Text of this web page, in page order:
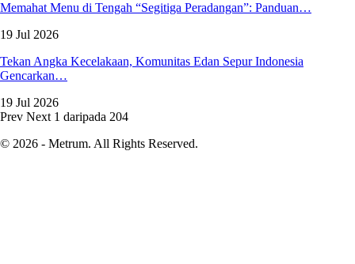
Memahat Menu di Tengah “Segitiga Peradangan”: Panduan…
19 Jul 2026
Tekan Angka Kecelakaan, Komunitas Edan Sepur Indonesia
Gencarkan…
19 Jul 2026
Prev Next 1 daripada 204
© 2026 - Metrum. All Rights Reserved.